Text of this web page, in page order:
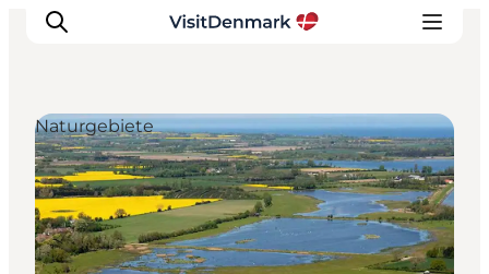
Inspiration
Regionen
Erlebnisse
Naturgebiete